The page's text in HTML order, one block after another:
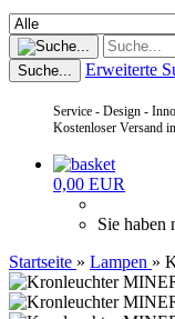
Suche... Erweiterte
Service - Design -
Kostenloser Versand
0,00 EUR
Sie haben
Startseite » Lampen »